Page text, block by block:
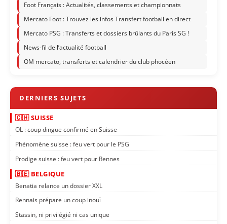
Foot Français : Actualités, classements et championnats
Mercato Foot : Trouvez les infos Transfert football en direct
Mercato PSG : Transferts et dossiers brûlants du Paris SG !
News-fil de l’actualité football
OM mercato, transferts et calendrier du club phocéen
🇨🇭 SUISSE
OL : coup dingue confirmé en Suisse
Phénomène suisse : feu vert pour le PSG
Prodige suisse : feu vert pour Rennes
🇧🇪 BELGIQUE
Benatia relance un dossier XXL
Rennais prépare un coup inouï
Stassin, ni privilégié ni cas unique